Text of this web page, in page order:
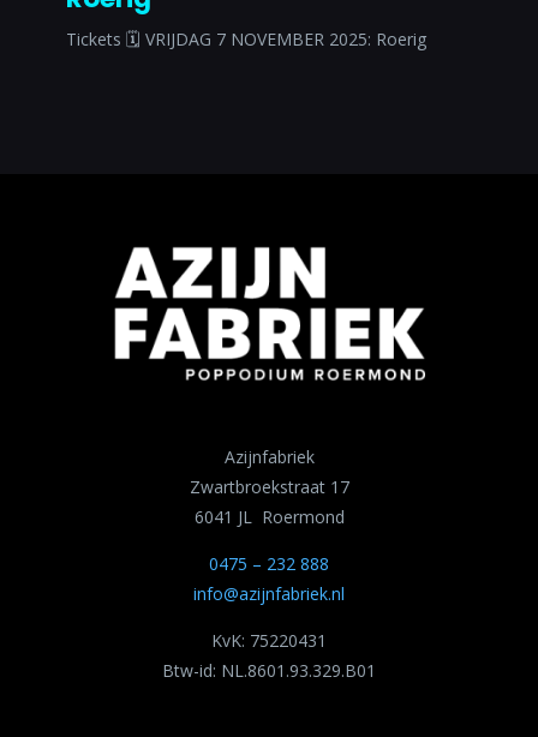
Tickets 🗓 VRIJDAG 7 NOVEMBER 2025: Roerig
Azijnfabriek
Zwartbroekstraat 17
6041 JL Roermond
0475 – 232 888
info@azijnfabriek.nl
KvK: 75220431
Btw-id: NL.8601.93.329.B01